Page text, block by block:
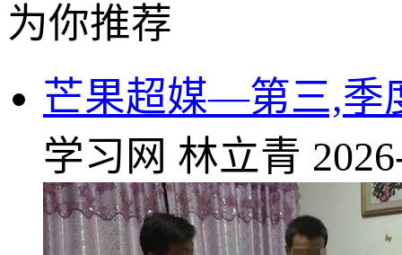
为你推荐
芒果超媒—第三,季
学习网 林立青